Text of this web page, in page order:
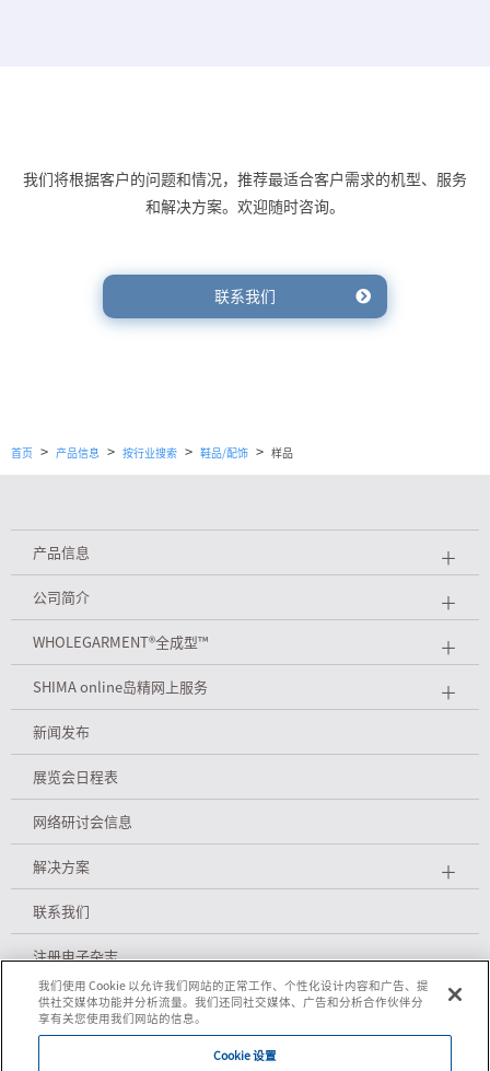
我们将根据客户的问题和情况，推荐最适合客户需求的机型、服务
和解决方案。欢迎随时咨询。
联系我们
首页 > 产品信息 > 按行业搜索 > 鞋品/配饰 > 样品
产品信息 ＋
公司简介 ＋
WHOLEGARMENT®全成型™ ＋
SHIMA online岛精网上服务 ＋
新闻发布
展览会日程表
网络研讨会信息
解决方案 ＋
联系我们
注册电子杂志
隐私政策
我们使用 Cookie 以允许我们网站的正常工作、个性化设计内容和广告、提
供社交媒体功能并分析流量。我们还同社交媒体、广告和分析合作伙伴分
享有关您使用我们网站的信息。
Cookie 设置